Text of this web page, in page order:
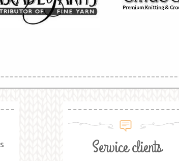
Service clients